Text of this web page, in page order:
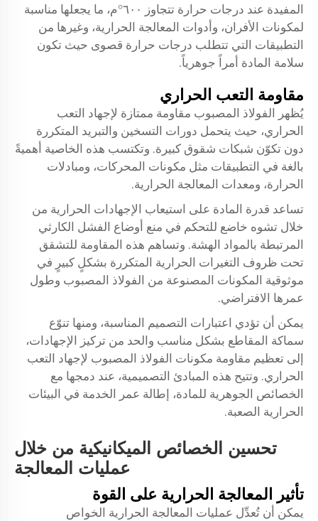
المفيدة عند درجات حرارة تتجاوز ٦٠٠°م، ما يجعلها مناسبة
لمكونات الأفران، وأدوات المعالجة الحرارية، وغيرها من
التطبيقات التي تتطلب درجات حرارة قصوى حيث تكون
سلامة المادة أمراً جوهرياً.
مقاومة التعب الحراري
يُظهر الفولاذ المصبوب مقاومة ممتازة لإجهاد التعب
الحراري، حيث يتحمل دورات التسخين والتبريد المتكررة
دون تكوّن شبكات شقوق كبيرة. وتكتسب هذه الخاصية أهميةً
بالغة في التطبيقات مثل مكونات المحركات، ومبادلات
الحرارة، ومعدات المعالجة الحرارية.
تساعد قدرة المادة على استيعاب الإجهادات الحرارية من
خلال تشوه خاضع للتحكم في منع أوضاع الفشل الكارثي
المرتبطة بالمواد الهشة. وتساهم هذه المقاومة للتشقق
تحت ظروف التغيرات الحرارية المتكررة بشكلٍ كبيرٍ في
موثوقية المكونات المصنوعة من الفولاذ المصبوب وطول
عمرها الافتراضي.
يمكن أن تؤدي اعتبارات التصميم المناسبة، ومنها تنوّع
سماكة المقاطع بشكل مناسب والحد من تركيز الإجهادات،
إلى تعظيم مقاومة مكونات الفولاذ المصبوب لإجهاد التعب
الحراري. وتتيح هذه المبادئ التصميمية، عند دمجها مع
الخصائص الجوهرية للمادة، إطالة عمر الخدمة في البيئات
الحرارية الصعبة.
تحسين الخصائص الميكانيكية من خلال
عمليات المعالجة
تأثير المعالجة الحرارية على القوة
يمكن أن تُعدِّل عمليات المعالجة الحرارية الخواص